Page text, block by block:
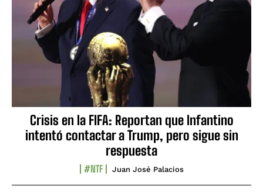
Crisis en la FIFA: Reportan que Infantino
intentó contactar a Trump, pero sigue sin
respuesta
#NTF Juan José Palacios